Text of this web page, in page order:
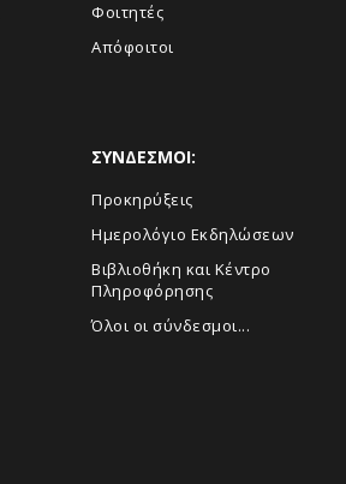
Φοιτητές
Απόφοιτοι
ΣΥΝΔΕΣΜΟΙ:
Προκηρύξεις
Ημερολόγιο Εκδηλώσεων
Βιβλιοθήκη και Κέντρο
Πληροφόρησης
Όλοι οι σύνδεσμοι...